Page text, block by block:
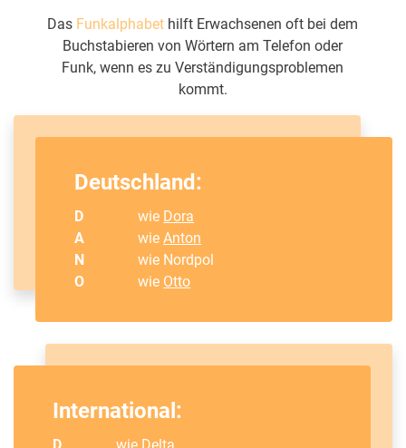
Das Funkalphabet hilft Erwachsenen oft bei dem
Buchstabieren von Wörtern am Telefon oder
Funk, wenn es zu Verständigungsproblemen
kommt.
Deutschland:
D wie Dora
A
wieAnton
N
wie Nordpol
O
wie Otto
International: